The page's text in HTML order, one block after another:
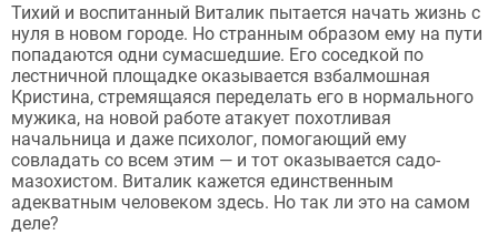
Тихий и воспитанный Виталик пытается начать жизнь с
нуля в новом городе. Но странным образом ему на пути
попадаются одни сумасшедшие. Его соседкой по
лестничной площадке оказывается взбалмошная
Кристина, стремящаяся переделать его в нормального
мужика, на новой работе атакует похотливая
начальница и даже психолог, помогающий ему
совладать со всем этим — и тот оказывается садо-
мазохистом. Виталик кажется единственным
адекватным человеком здесь. Но так ли это на самом
деле?